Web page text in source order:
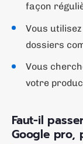
façon
Vous
dossiers
Vous
votre
Faut-il
Google pro,